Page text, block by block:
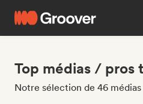
Top médias / pros
Notre sélection de 46